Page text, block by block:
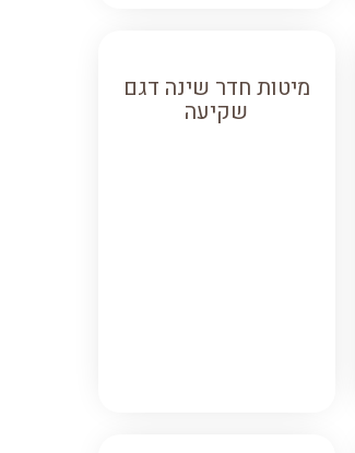
מיטות חדר שינה דגם
שקיעה